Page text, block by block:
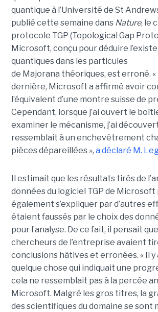
quantique à l’Université de St
publié cette semaine dans Nature, le
protocole TGP (Topological Gap
Microsoft, conçu pour déduire
quantiques dans les particules
de Majorana théoriques, est erroné.
dernière, Microsoft a affirmé avoir
l’équivalent d’une montre suisse de
Cependant, lorsque j’ai ouvert le
examiner le mécanisme, j’ai
ressemblait à un enchevêtrement
pièces dépareillées », a déclaré M.
Il estimait que les résultats tirés de
données du logiciel TGP de
également s’expliquer par d’autres
étaient faussés par le choix des
pour l’analyse. De ce fait, il pensait
chercheurs de l’entreprise avaient
conclusions hâtives et erronées. « Il
quelque chose qui indiquait une
cela ne ressemblait pas à la percée
Microsoft. Malgré les gros titres, la
des scientifiques du domaine se sont